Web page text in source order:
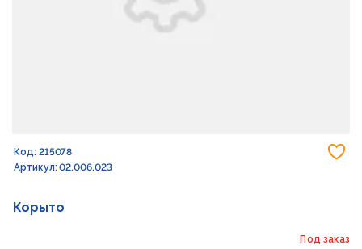
Код: 215078
Артикул: 02.006.023
Корыто
Под заказ